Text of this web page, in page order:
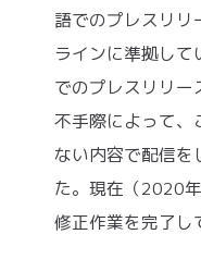
語でのプレスリリ
ラインに準拠し
でのプレスリリー
不手際によって、
ない内容で配信を
た。現在（2020
修正作業を完了し